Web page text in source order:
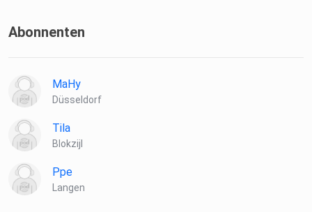
Abonnenten
MaHy
Düsseldorf
Tila
Blokzijl
Ppe
Langen